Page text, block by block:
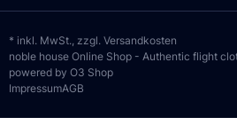
* inkl. MwSt., zzgl. Versandkosten
noble house Online Shop - Authentic flight
powered by O3 Shop
ImpressumAGB